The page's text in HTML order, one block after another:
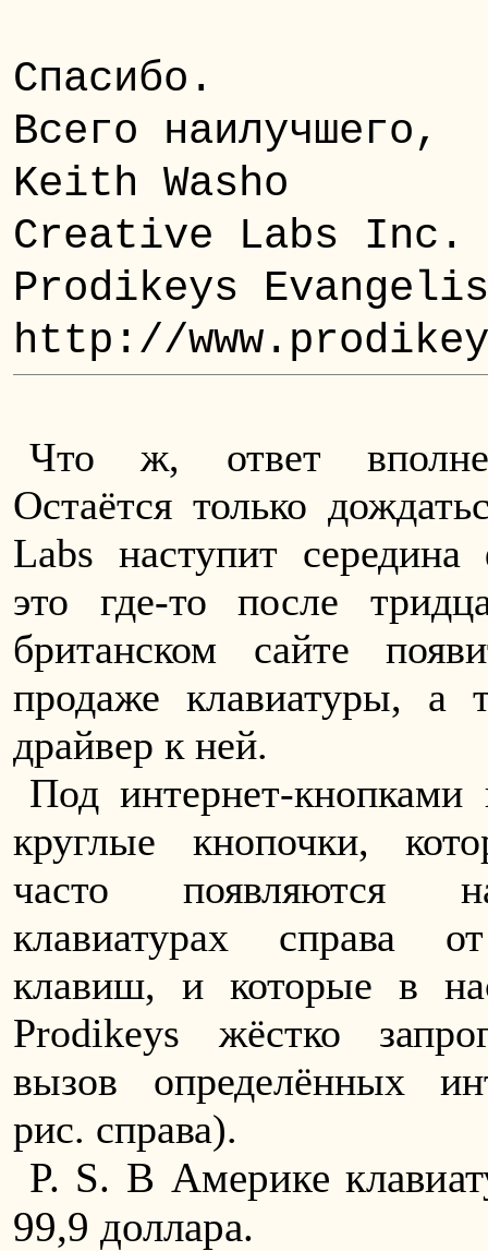
Спасибо.
Всего наилучшего,
Keith Washo
Creative Labs Inc.
Prodikeys
http://
Что ж, ответ вполне
Остаётся только
Labs наступит середина
это где-то после
британском сайте
продаже клавиатуры, а
драйвер к ней.
Под интернет-
круглые кнопочки,
часто появляются
клавиатурах справа
клавиш, и которые в
Prodikeys жёстко
вызов определённых
рис. справа).
P. S. В Америке
99,9 доллара.